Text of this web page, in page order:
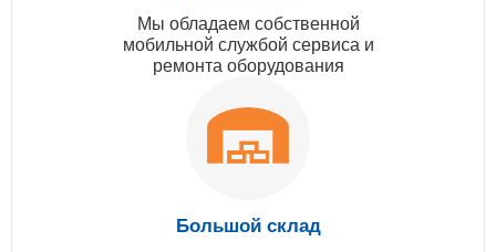
Мы обладаем собственной
мобильной службой сервиса и
ремонта оборудования
Большой склад